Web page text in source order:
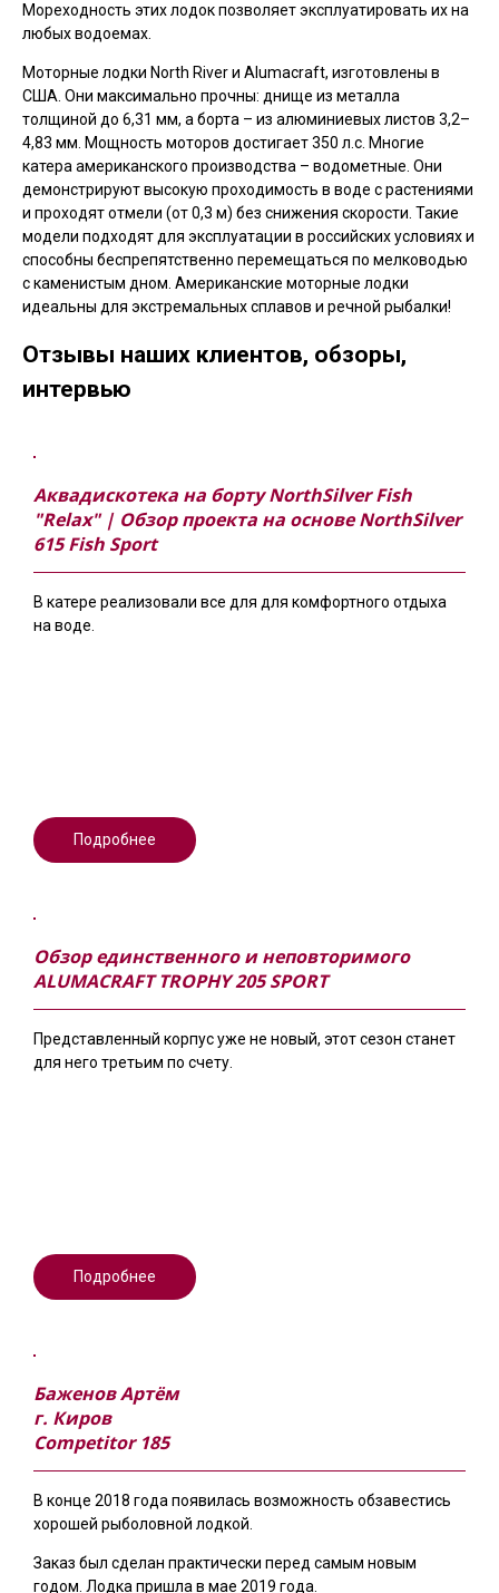
Мореходность этих лодок позволяет эксплуатировать их на
любых водоемах.
Моторные лодки North River и Alumacraft, изготовлены в
США. Они максимально прочны: днище из металла
толщиной до 6,31 мм, а борта – из алюминиевых листов 3,2–
4,83 мм. Мощность моторов достигает 350 л.с. Многие
катера американского производства – водометные. Они
демонстрируют высокую проходимость в воде с растениями
и проходят отмели (от 0,3 м) без снижения скорости. Такие
модели подходят для эксплуатации в российских условиях и
способны беспрепятственно перемещаться по мелководью
с каменистым дном. Американские моторные лодки
идеальны для экстремальных сплавов и речной рыбалки!
Отзывы наших клиентов, обзоры,
интервью
Аквадискотека на борту NorthSilver Fish
"Relax" | Обзор проекта на основе NorthSilver
615 Fish Sport
В катере реализовали все для для комфортного отдыха
на воде.
Подробнее
Обзор единственного и неповторимого
ALUMACRAFT TROPHY 205 SPORT
Представленный корпус уже не новый, этот сезон станет
для него третьим по счету.
Подробнее
Баженов Артём
г. Киров
Competitor 185
В конце 2018 года появилась возможность обзавестись
хорошей рыболовной лодкой.
Заказ был сделан практически перед самым новым
годом. Лодка пришла в мае 2019 года.